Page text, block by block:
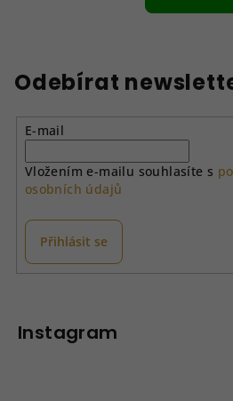
Odebírat
E-mail
Vložením e-mailu souhlasíte s
osobních údajů
Přihlásit se
Instagram